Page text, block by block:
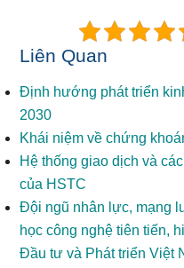
Liên Quan
Định hướng phát triển
2030
Khái niệm về chứng
Hệ thống giao dịch và
của HSTC
Đội ngũ nhân lực, mạng
học công nghệ tiên tiến,
Đầu tư và Phát triển Việt